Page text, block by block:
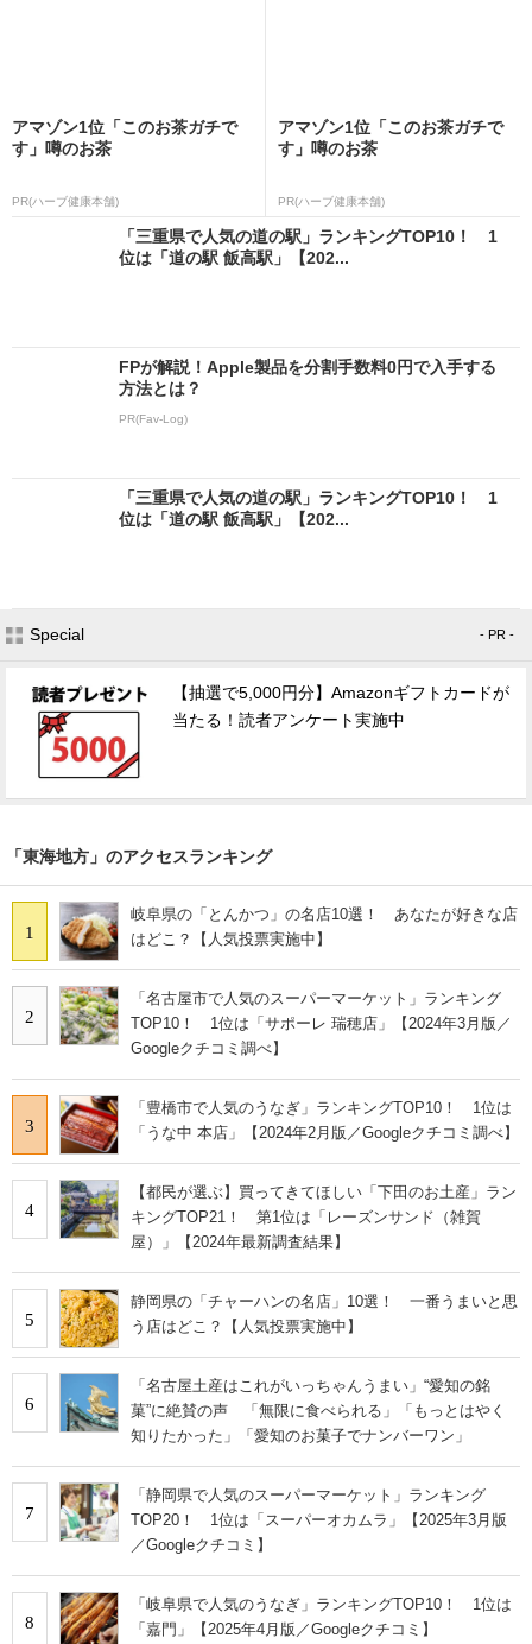
アマゾン1位「このお茶ガチで
す」噂のお茶
PR(ハーブ健康本舗)
アマゾン1位「このお茶ガチで
す」噂のお茶
PR(ハーブ健康本舗)
「三重県で人気の道の駅」ランキングTOP10！ 1
位は「道の駅 飯高駅」【202...
FPが解説！Apple製品を分割手数料0円で入手する
方法とは？
PR(Fav-Log)
「三重県で人気の道の駅」ランキングTOP10！ 1
位は「道の駅 飯高駅」【202...
Special - PR -
【抽選で5,000円分】Amazonギフトカードが
当たる！読者アンケート実施中
「東海地方」のアクセスランキング
1
岐阜県の「とんかつ」の名店10選！ あなたが好きな店
はどこ？【人気投票実施中】
2
「名古屋市で人気のスーパーマーケット」ランキング
TOP10！ 1位は「サポーレ 瑞穂店」【2024年3月版／
Googleクチコミ調べ】
3
「豊橋市で人気のうなぎ」ランキングTOP10！ 1位は
「うな中 本店」【2024年2月版／Googleクチコミ調べ】
4
【都民が選ぶ】買ってきてほしい「下田のお土産」ラン
キングTOP21！ 第1位は「レーズンサンド（雑賀
屋）」【2024年最新調査結果】
5
静岡県の「チャーハンの名店」10選！ 一番うまいと思
う店はどこ？【人気投票実施中】
6
「名古屋土産はこれがいっちゃんうまい」“愛知の銘
菓”に絶賛の声 「無限に食べられる」「もっとはやく
知りたかった」「愛知のお菓子でナンバーワン」
7
「静岡県で人気のスーパーマーケット」ランキング
TOP20！ 1位は「スーパーオカムラ」【2025年3月版
／Googleクチコミ】
8
「岐阜県で人気のうなぎ」ランキングTOP10！ 1位は
「嘉門」【2025年4月版／Googleクチコミ】